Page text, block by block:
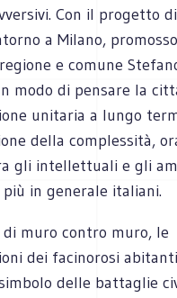
Con il progetto
a Milano,
e comune
modo di pensare la
unitaria a lungo
della complessità,
gli intellettuali e gli
in generale italiani.
di muro contro muro, le
dei facinorosi
delle battaglie